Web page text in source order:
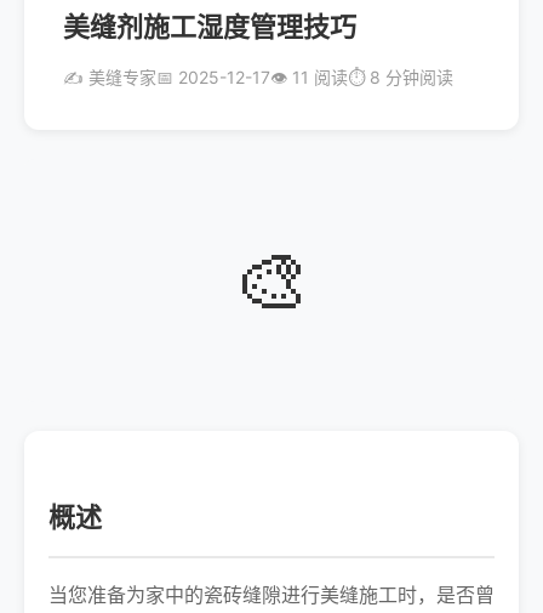
美缝剂施工湿度管理技巧
✍️ 美缝专家📅 2025-12-17👁️ 11 阅读⏱️ 8 分钟阅读
🎨
概述
当您准备为家中的瓷砖缝隙进行美缝施工时，是否曾